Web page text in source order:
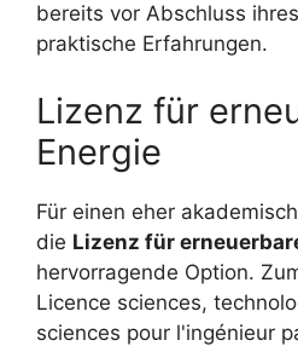
bereits vor Abschluss
praktische Erfahrungen.
Lizenz für
Energie
Für einen eher
die Lizenz für
hervorragende Option.
Licence sciences,
sciences pour l'ingénieur